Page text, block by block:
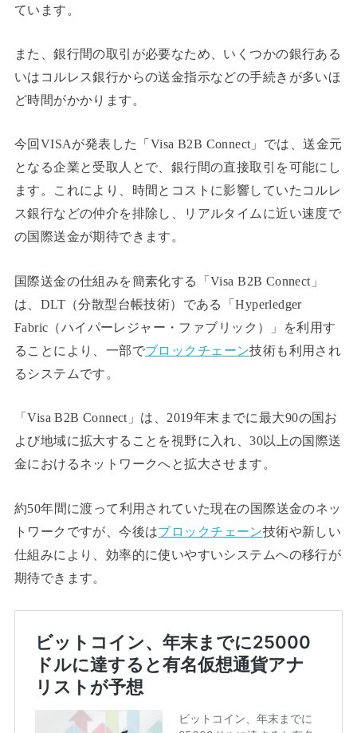
ています。
また、銀行間の取引が必要なため、いくつかの銀行ある
いはコルレス銀行からの送金指示などの手続きが多いほ
ど時間がかかります。
今回VISAが発表した「Visa B2B Connect」では、送金元
となる企業と受取人とで、銀行間の直接取引を可能にし
ます。これにより、時間とコストに影響していたコルレ
ス銀行などの仲介を排除し、リアルタイムに近い速度で
の国際送金が期待できます。
国際送金の仕組みを簡素化する「Visa B2B Connect」
は、DLT（分散型台帳技術）である「Hyperledger
Fabric（ハイパーレジャー・ファブリック）」を利用す
ることにより、一部でブロックチェーン技術も利用され
るシステムです。
「Visa B2B Connect」は、2019年末までに最大90の国お
よび地域に拡大することを視野に入れ、30以上の国際送
金におけるネットワークへと拡大させます。
約50年間に渡って利用されていた現在の国際送金のネッ
トワークですが、今後はブロックチェーン技術や新しい
仕組みにより、効率的に使いやすいシステムへの移行が
期待できます。